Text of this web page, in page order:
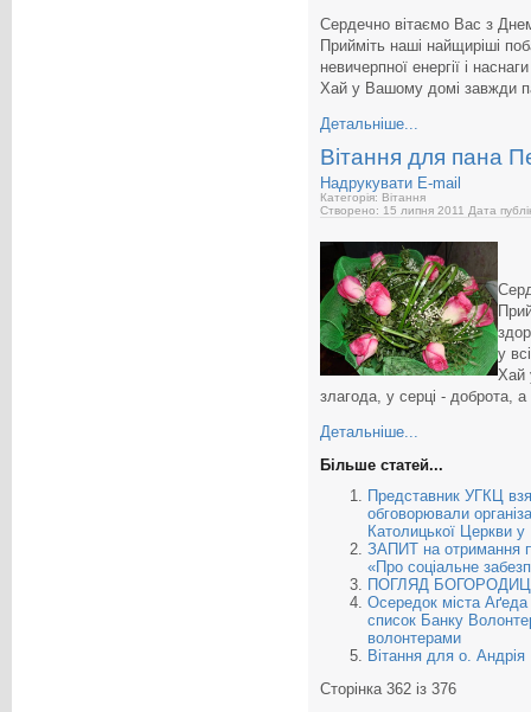
Сердечно вітаємо Вас з
Прийміть наші найщиріші
невичерпної енергії і
Хай у Вашому домі завжди
Детальніше...
Вітання для пана
Надрукувати E-mail
Категорія: Вітання
Створено: 15 липня 2011 Дата
у
Хай
злагода, у серці - доброта, а
Детальніше...
Більше статей...
Представник УГКЦ
обговорювали
Католицької Церкви у
ЗАПИТ на отримання
«Про соціальне
ПОГЛЯД
Осередок міста Аґеда
список Банку
волонтерами
Вітання для о. Андрія
Сторінка 362 із 376